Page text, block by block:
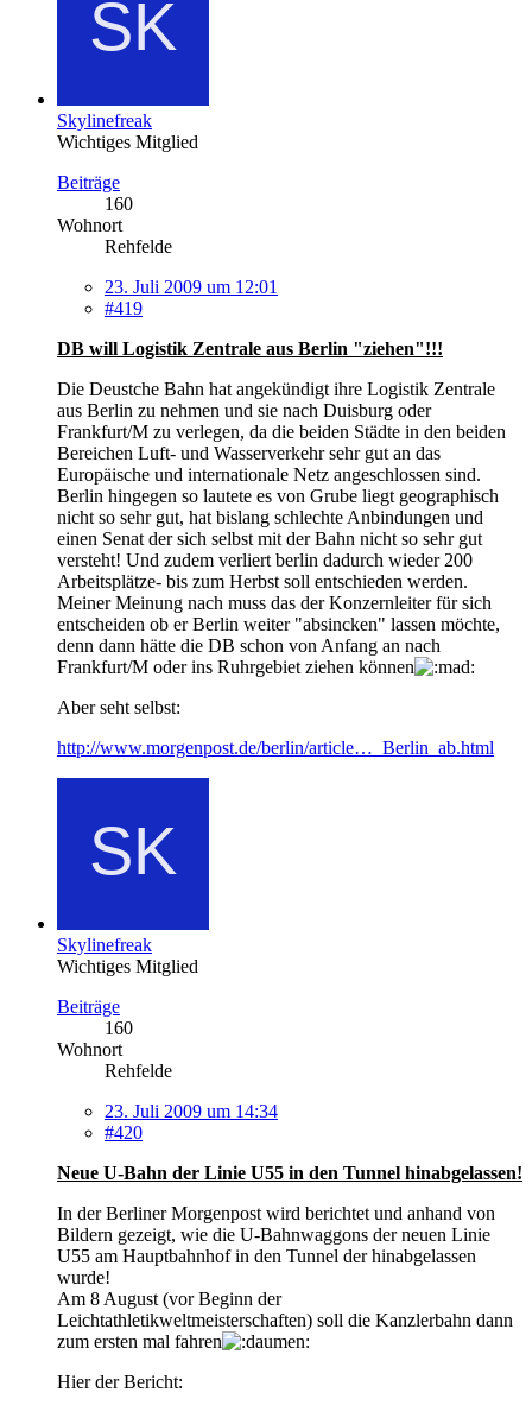
Skylinefreak
Wichtiges Mitglied
Beiträge
160
Wohnort
Rehfelde
23. Juli 2009 um 12:01
#419
DB will Logistik Zentrale aus Berlin "ziehen"!!!
Die Deustche Bahn hat angekündigt ihre Logistik Zentrale
aus Berlin zu nehmen und sie nach Duisburg oder
Frankfurt/M zu verlegen, da die beiden Städte in den beiden
Bereichen Luft- und Wasserverkehr sehr gut an das
Europäische und internationale Netz angeschlossen sind.
Berlin hingegen so lautete es von Grube liegt geographisch
nicht so sehr gut, hat bislang schlechte Anbindungen und
einen Senat der sich selbst mit der Bahn nicht so sehr gut
versteht! Und zudem verliert berlin dadurch wieder 200
Arbeitsplätze- bis zum Herbst soll entschieden werden.
Meiner Meinung nach muss das der Konzernleiter für sich
entscheiden ob er Berlin weiter "absincken" lassen möchte,
denn dann hätte die DB schon von Anfang an nach
Frankfurt/M oder ins Ruhrgebiet ziehen können
Aber seht selbst:
http://www.morgenpost.de/berlin/article…_Berlin_ab.html
Skylinefreak
Wichtiges Mitglied
Beiträge
160
Wohnort
Rehfelde
23. Juli 2009 um 14:34
#420
Neue U-Bahn der Linie U55 in den Tunnel hinabgelassen!
In der Berliner Morgenpost wird berichtet und anhand von
Bildern gezeigt, wie die U-Bahnwaggons der neuen Linie
U55 am Hauptbahnhof in den Tunnel der hinabgelassen
wurde!
Am 8 August (vor Beginn der
Leichtathletikweltmeisterschaften) soll die Kanzlerbahn dann
zum ersten mal fahren
Hier der Bericht: